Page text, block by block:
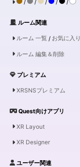
/ / / / /
ルーム関連
ルーム 一覧 / お気に入
ルーム 編集＆削除
プレミアム
XRSNSプレミアム
Quest向けアプリ
XR Layout
XR Designer
ユーザー関連